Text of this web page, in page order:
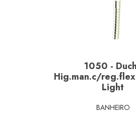
1050 -
Hig.man.c/
Light
BANHEIRO